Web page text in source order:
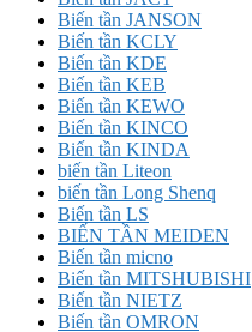
Biến tần JANSON
Biến tần KCLY
Biến tần KDE
Biến tần KEB
Biến tần KEWO
Biến tần KINCO
Biến tần KINDA
biến tần Liteon
biến tần Long Shenq
Biến tần LS
BIẾN TẦN MEIDEN
Biến tần micno
Biến tần MITSHUBISHI
Biến tần NIETZ
Biến tần OMRON